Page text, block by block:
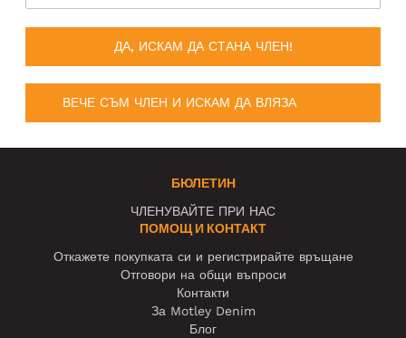
ДА, ИСКАМ ДА СТАНА ЧЛЕН!
ВЕЧЕ СЪМ ЧЛЕН И ИСКАМ ДА ВЛЯЗА
БЮЛЕТИН
ЧЛЕНУВАЙТЕ ПРИ НАС
ПОМОЩ И КОНТАКТ
Откажете покупката си и регистрирайте връщане
Отговори на общи въпроси
Контакти
За Motley Denim
Блог